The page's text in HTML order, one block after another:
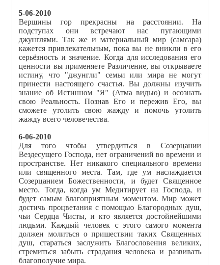
5-06-2010
Вершины гор прекрасны на расстоянии. На
подступах они встречают нас пугающими
джунглями. Так же и материальный мир (самсара)
кажется привлекательным, пока вы не вникли в его
серьёзность и значение. Когда для исследования его
ценности вы применяете Различение, вы открываете
истину, что "джунгли" семьи или мира не могут
принести настоящего счастья. Вы должны изучить
знание об Истинном "Я" (Атма видью) и осознать
свою Реальность. Познав Его и пережив Его, вы
сможете утолить свою жажду и помочь утолить
жажду всего человечества.
6-06-2010
Для того чтобы утвердиться в Созерцании
Вездесущего Господа, нет ограничений во времени и
пространстве. Нет никакого специального времени
или священного места. Там, где ум наслаждается
Созерцанием Божественности, и будет Священное
место. Тогда, когда ум Медитирует на Господа, и
будет самым благоприятным моментом. Мир может
достичь процветания с помощью Благородных душ,
чьи Сердца Чисты, и кто является достойнейшими
людьми. Каждый человек с этого самого момента
должен молиться о пришествии таких Священных
душ, стараться заслужить Благословения великих,
стремиться забыть страдания человека и развивать
благополучие мира.